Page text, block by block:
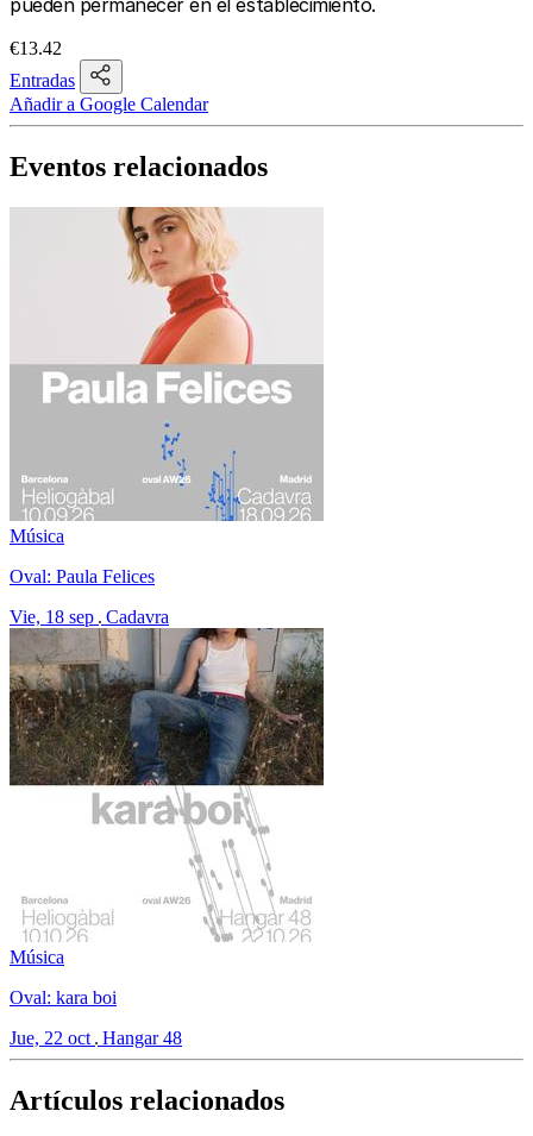
€13.42
Entradas
Añadir a Google Calendar
Eventos relacionados
Música
Oval: Paula Felices
Vie, 18 sep Cadavra
Música
Oval: kara boi
Jue, 22 oct Hangar 48
Artículos relacionados